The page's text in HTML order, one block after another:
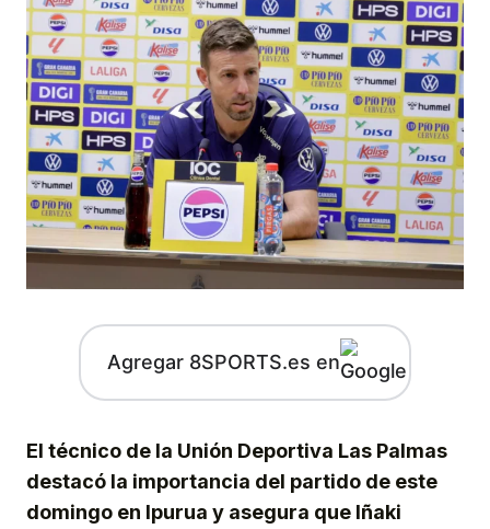
Agregar 8SPORTS.es en
El técnico de la Unión Deportiva Las Palmas
destacó la importancia del partido de este
domingo en Ipurua y asegura que Iñaki